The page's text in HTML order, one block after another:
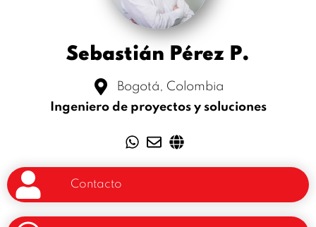
Sebastián Pérez P.
Bogotá, Colombia
Ingeniero de proyectos y soluciones
Contacto